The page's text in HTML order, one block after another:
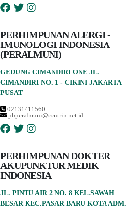
PERHIMPUNAN ALERGI -
IMUNOLOGI INDONESIA
(PERALMUNI)
GEDUNG CIMANDIRI ONE JL.
CIMANDIRI NO. 1 - CIKINI JAKARTA
PUSAT
02131411560
pbperalmuni@centrin.net.id
PERHIMPUNAN DOKTER
AKUPUNKTUR MEDIK
INDONESIA
JL. PINTU AIR 2 NO. 8 KEL.SAWAH
BESAR KEC.PASAR BARU KOTA ADM.